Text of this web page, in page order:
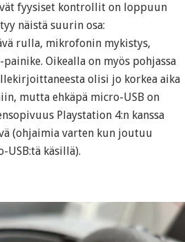
fyysiset kontrollit on loppuun
näistä suurin osa:
rulla, mikrofonin mykistys,
Oikealla on myös pohjassa
olisi jo korkea aika
mutta ehkäpä micro-USB on
Playstation 4:n kanssa
(ohjaimia varten kun joutuu
USB:tä käsillä).